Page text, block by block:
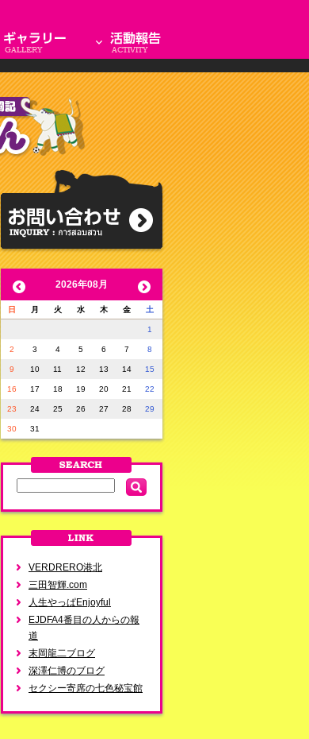
2026年08月
日 月 火 水 木 金 土
1
2 3 4 5 6 7 8
9 10 11 12 13 14 15
16 17 18 19 20 21 22
23 24 25 26 27 28 29
30 31
VERDRERO港北
三田智輝.com
人生やっぱEnjoyful
EJDFA4番目の人からの報
道
末岡龍二ブログ
深澤仁博のブログ
セクシー寄席の七色秘宝館